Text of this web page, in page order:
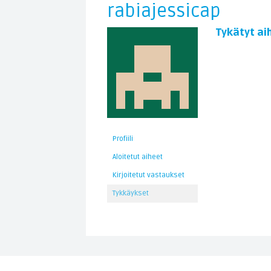
rabiajessicap
Profiili
Aloitetut aiheet
Kirjoitetut vastaukset
Tykkäykset
Tykätyt